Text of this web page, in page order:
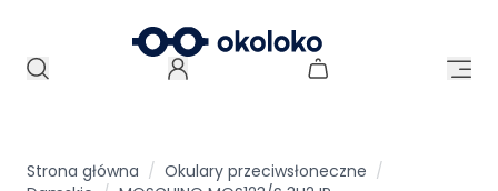
Strona główna / Okulary przeciwsłoneczne /